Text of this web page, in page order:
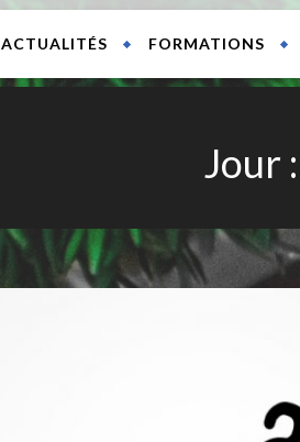
ACTUALITÉS FORMATIONS
Jour :